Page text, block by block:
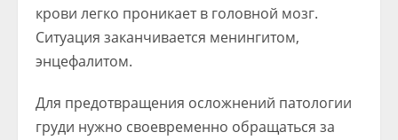
крови легко проникает в головной мозг.
Ситуация заканчивается менингитом,
энцефалитом.
Для предотвращения осложнений патологии
груди нужно своевременно обращаться за